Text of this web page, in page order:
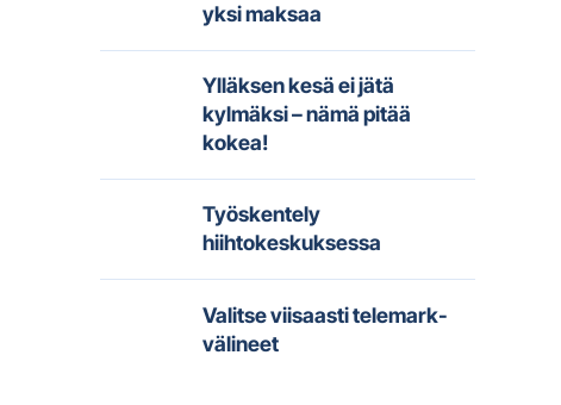
yksi maksaa
Ylläksen kesä ei jätä
kylmäksi – nämä pitää
kokea!
Työskentely
hiihtokeskuksessa
Valitse viisaasti telemark-
välineet